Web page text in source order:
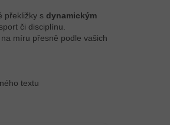
překližky s dynamickým
či disciplínu.
míru přesně podle vašich
textu